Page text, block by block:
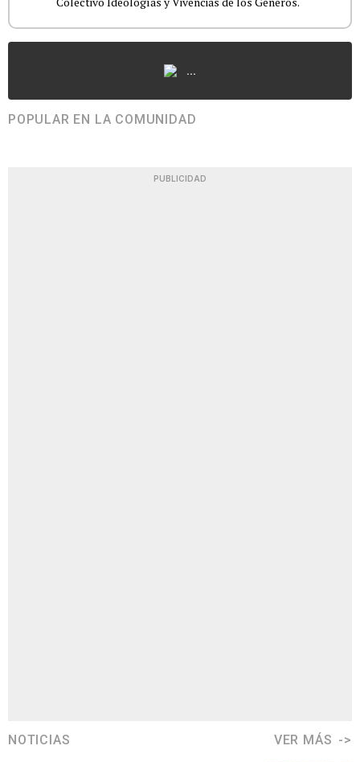
...
POPULAR EN LA COMUNIDAD
PUBLICIDAD
NOTICIAS VER MÁS